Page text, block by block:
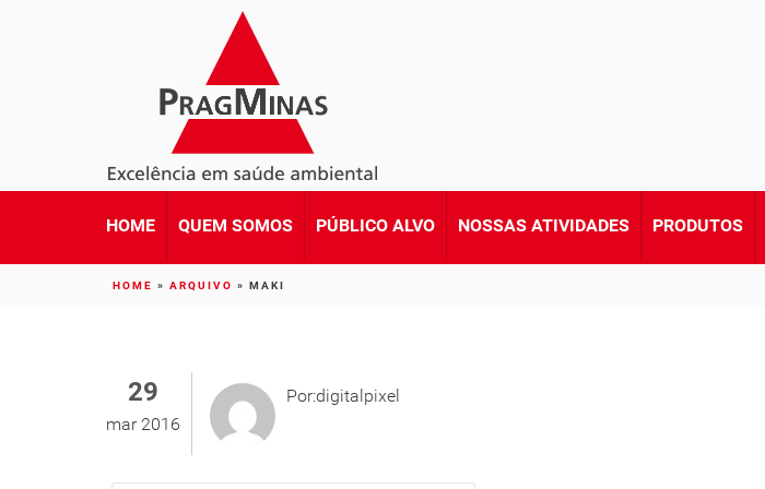
HOME QUEM SOMOS PÚBLICO ALVO NOSSAS ATIVIDADES PRODUTOS
HOME » ARQUIVO » MAKI
Por:digitalpixel
29
mar 2016